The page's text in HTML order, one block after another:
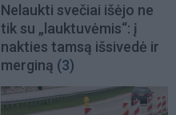
Nelaukti svečiai išėjo ne
tik su „lauktuvėmis“: į
nakties tamsą išsivedė ir
merginą (3)